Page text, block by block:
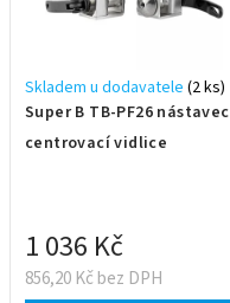
Super B TB-PF26 nástavec
centrovací vidlice
Skladem u dodavatele (2 ks)
856,20 Kč bez DPH
1 036 Kč